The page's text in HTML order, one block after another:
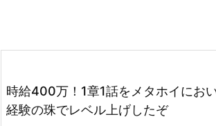
時給400万！1章1話をメタホイにお
経験の珠でレベル上げしたぞ